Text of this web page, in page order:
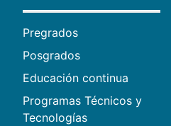
Pregrados
Posgrados
Educación continua
Programas Técnicos y
Tecnologías